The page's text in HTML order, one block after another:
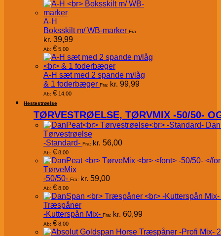
A-H
Boksskilt m/ WB-marker Fra:
kr. 39,99
Ab: € 5,00
A-H sæt med 2 spande m/låg
& 1 foderbæger Fra: kr. 99,99
Ab: € 14,00
Hestestrøelse
TØRVESTRØELSE, TØRVMIX -50/50-
Tørvestrøelse
-Standard- Fra: kr. 56,00
Ab: € 8,00
TørveMix
-50/50- Fra: kr. 59,00
Ab: € 8,00
Træspåner
-Kutterspån Mix- Fra: kr. 60,99
Ab: € 8,00